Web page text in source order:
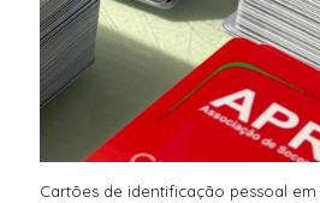
Cartões de identificação pessoal em